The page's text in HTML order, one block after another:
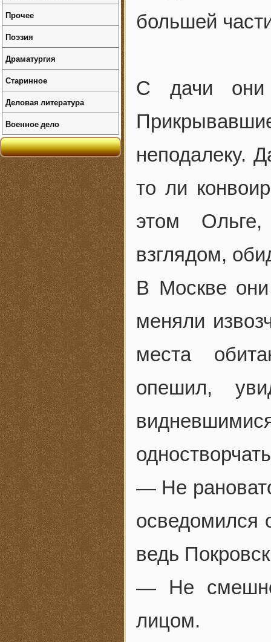
большей
С дачи они
неподалеку.
то ли
этом
взглядом,
В Москве
меняли
места
опешил,
— Не
осведомился
ведь
— Не
лицом.
Прочее
Поэзия
Драматургия
Старинное
Деловая литература
Военное дело